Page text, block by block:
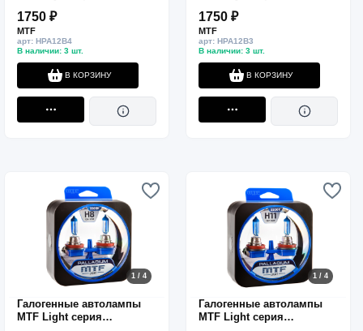
12V, 55W, комп.
1750 ₽
MTF
арт: HPA12B4
В наличии: 3 шт.
В КОРЗИНУ
12V, 65W, комп.
1750 ₽
MTF
арт: HPA12B3
В наличии: 3 шт.
В КОРЗИНУ
1 / 4
Галогенные автолампы
MTF Light серия
1 / 4
Галогенные автолампы
MTF Light серия